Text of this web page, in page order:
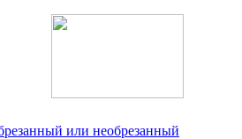
или необрезанный